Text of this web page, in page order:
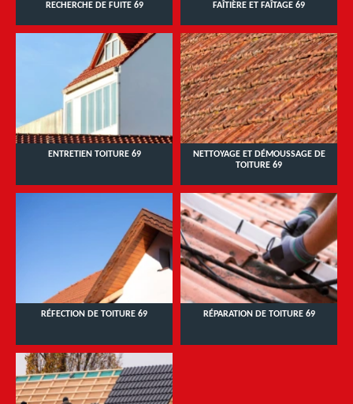
RECHERCHE DE FUITE 69
FAÎTIÈRE ET FAÎTAGE 69
ENTRETIEN TOITURE 69
NETTOYAGE ET DÉMOUSSAGE DE
TOITURE 69
RÉFECTION DE TOITURE 69 RÉPARATION DE TOITURE 69